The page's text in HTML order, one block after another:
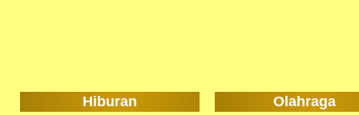
Hiburan Olahraga